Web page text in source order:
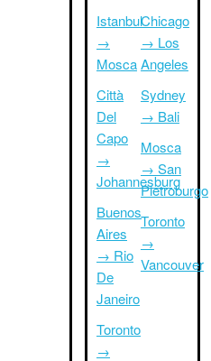
Istanbul
→
Mosca
Città
Del
Capo
→
Johannesburg
Buenos
Aires
→ Rio
De
Janeiro
Toronto
→
Chicago
→ Los
Angeles
Sydney
→ Bali
Mosca
→ San
Pietroburgo
Toronto
→
Vancouver